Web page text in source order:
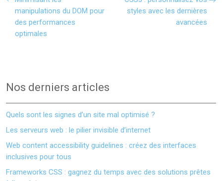
manipulations du DOM pour
des performances
optimales
styles avec les dernières
avancées
Nos derniers articles
Quels sont les signes d’un site mal optimisé ?
Les serveurs web : le pilier invisible d’internet
Web content accessibility guidelines : créez des interfaces
inclusives pour tous
Frameworks CSS : gagnez du temps avec des solutions prêtes